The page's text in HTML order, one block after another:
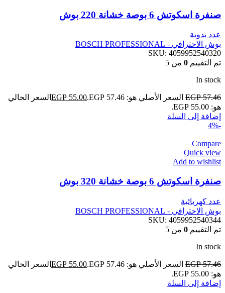
صنفرة اسكوتش 6 بوصة خشانة 220 بوش
عدد يدوية
بوش الاحترافي - BOSCH PROFESSIONAL
SKU: 4059952540320
تم التقييم 0 من 5
In stock
EGP57.46 السعر الأصلي هو: EGP 57.46. EGP 55.00
السعر الحالي
هو: EGP 55.00.
إضافة إلى السلة
-4%
Compare
Quick view
Add to wishlist
صنفرة اسكوتش 6 بوصة خشانة 320 بوش
عدد كهربائية
بوش الاحترافي - BOSCH PROFESSIONAL
SKU: 4059952540344
تم التقييم 0 من 5
In stock
EGP57.46 السعر الأصلي هو: EGP 57.46. EGP 55.00
السعر الحالي
هو: EGP 55.00.
إضافة إلى السلة